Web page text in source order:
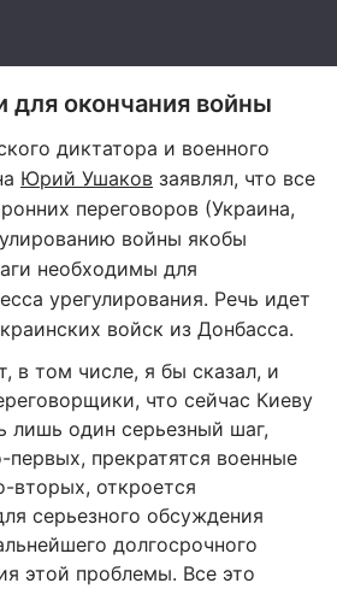
для окончания войны
диктатора и военного
Юрий Ушаков заявлял, что все
переговоров (Украина,
войны якобы
необходимы для
урегулирования. Речь идет
войск из Донбасса.
в том числе, я бы сказал, и
что сейчас Киеву
лишь один серьезный шаг,
первых, прекратятся военные
вторых, откроется
серьезного обсуждения
долгосрочного
этой проблемы. Все это